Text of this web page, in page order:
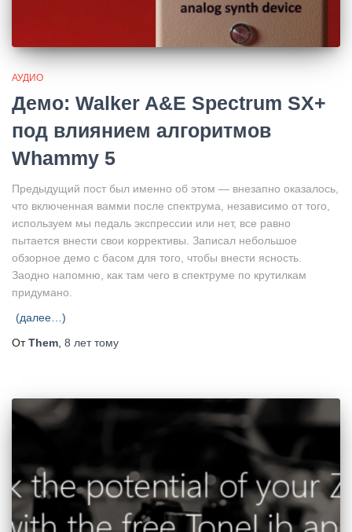
АУДИО
Демо: Walker A&E Spectrum SX+
под влиянием алгоритмов
Whammy 5
Предыдущий пост был именно об этом — внезапно оказалось,
что включенная вамми после спектрума, независимо от того,
используем мы педаль экспрессии или нет, все равно
пытается внести свои коррективы. Записал небольшое
обзорное демо с басом для того, чтобы внести ясность.
Заодно напомню, как там чего в спектруме по крутилкам
придумано.
(далее…)
ОтThem 8 леттому